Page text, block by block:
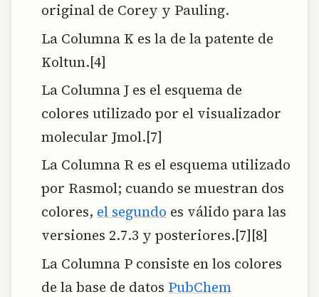
original de Corey y Pauling.
La Columna K es la de la patente de
Koltun.[4]
La Columna J es el esquema de
colores utilizado por el visualizador
molecular Jmol.[7]
La Columna R es el esquema utilizado
por Rasmol; cuando se muestran dos
colores, el segundo es válido para las
versiones 2.7.3 y posteriores.[7][8]
La Columna P consiste en los colores
de la base de datos PubChem